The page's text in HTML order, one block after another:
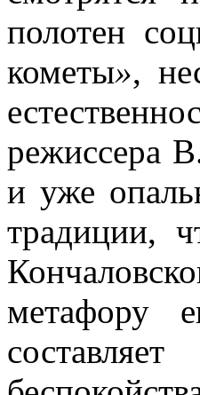
полотен
кометы»,
режиссера
и уже
традиции,
метафору